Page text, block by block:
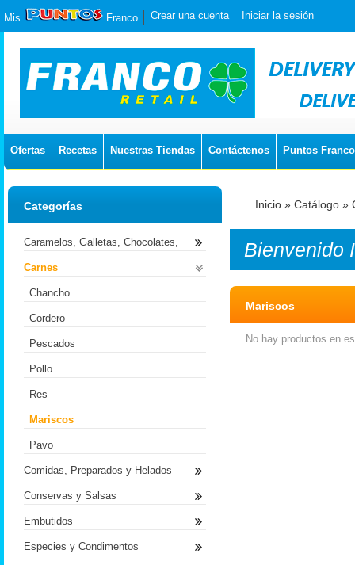
Mis Franco Crear una cuenta Iniciar la sesión
Ofertas Recetas Nuestras Tiendas Contáctenos Puntos Franco
Inicio » Catálogo »
Bienvenido
Mariscos
No hay productos en
Categorías
Caramelos, Galletas, Chocolates,
Carnes
Chancho
Cordero
Pescados
Pollo
Res
Mariscos
Pavo
Comidas, Preparados y Helados
Conservas y Salsas
Embutidos
Especies y Condimentos